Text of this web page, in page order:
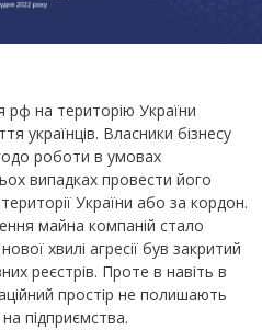
на територію України
українців. Власники бізнесу
роботи в умовах
випадках провести його
України або за кордон.
майна компаній стало
хвилі агресії був закритий
реєстрів. Проте в навіть в
простір не полишають
підприємства.